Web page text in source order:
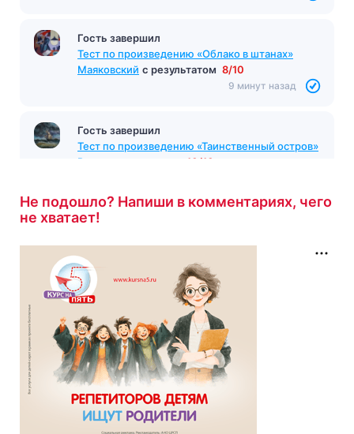
Гость завершил
Тест «Биография княгини Ольги» с
результатом 6/10
8 минут назад
Гость завершил
Тест по произведению «Облако в штанах»
Тест по произведению «Таинственный остров»
Верн
10/10
Не подошло? Напиши в комментариях, чего
не хватает!